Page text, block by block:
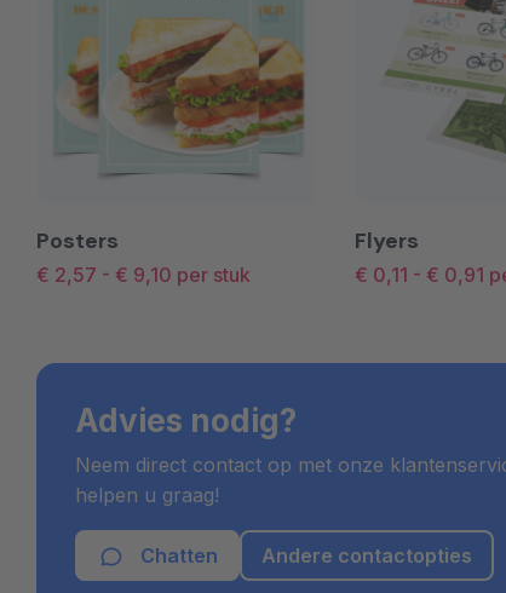
Posters
€ 2,57 - € 9,10 per stuk
Flyers
€ 0,11 - € 0,91
Advies nodig?
Neem direct contact op met onze
helpen u graag!
Chatten Andere contactopties